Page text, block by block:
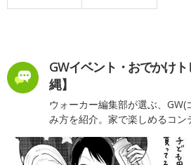
GWイベント・おでかけ
縄】
ウォーカー編集部が選ぶ、
み方を紹介。家で楽しめるコン